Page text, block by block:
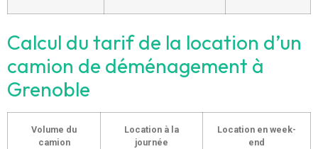
Calcul du tarif de la location d’un
camion de déménagement à
Grenoble
Volume du
camion
Location à la
journée
Location en week-
end